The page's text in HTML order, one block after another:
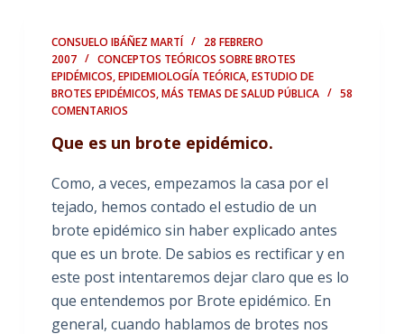
CONSUELO IBÁÑEZ MARTÍ
28 FEBRERO
2007
CONCEPTOS TEÓRICOS SOBRE BROTES
EPIDÉMICOS,EPIDEMIOLOGÍA TEÓRICA,ESTUDIO DE
BROTES EPIDÉMICOS,MÁS TEMAS DE SALUD PÚBLICA
58
COMENTARIOS
Que es un brote epidémico.
Como, a veces, empezamos la casa por el
tejado, hemos contado el estudio de un
brote epidémico sin haber explicado antes
que es un brote. De sabios es rectificar y en
este post intentaremos dejar claro que es lo
que entendemos por Brote epidémico. En
general, cuando hablamos de brotes nos